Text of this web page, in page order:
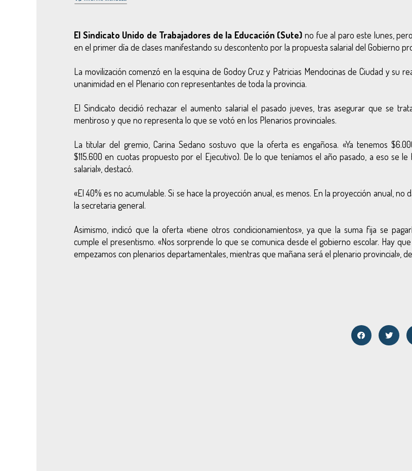
El Sindicato Unido de Trabajadores de la Educación (Sute) no fue al paro este lunes,
en el primer día de clases manifestando su descontento por la propuesta salarial del Gobierno
La movilización comenzó en la esquina de Godoy Cruz y Patricias Mendocinas de Ciudad y su
unanimidad en el Plenario con representantes de toda la provincia.
El Sindicato decidió rechazar el aumento salarial el pasado jueves, trasasegurar que se
mentiroso y que no representa lo que se votó en los Plenarios provinciales.
La titular del gremio, Carina Sedanosostuvo que la oferta es engañosa. «Ya tenemos
$115.600 en cuotas propuesto por el Ejecutivo). De lo que teníamos el año pasado, a eso se
salarial», destacó.
«El 40% es no acumulable. Si se hace la proyección anual, es menos. En la proyección anual, no
la secretaria general.
Asimismo, indicó que la oferta «tiene otros condicionamientos», ya que la suma fija se
cumple el presentismo. «Nos sorprende lo que se comunica desde el gobierno escolar. Hay
empezamos con plenarios departamentales, mientras que mañana será el plenario provincial» ,